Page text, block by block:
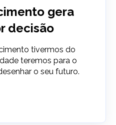
gera
decisão
tivermos do
teremos para o
o seu futuro.